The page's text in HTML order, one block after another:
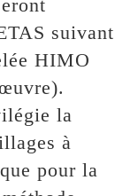
suivant
HIMO
la
à
pour la